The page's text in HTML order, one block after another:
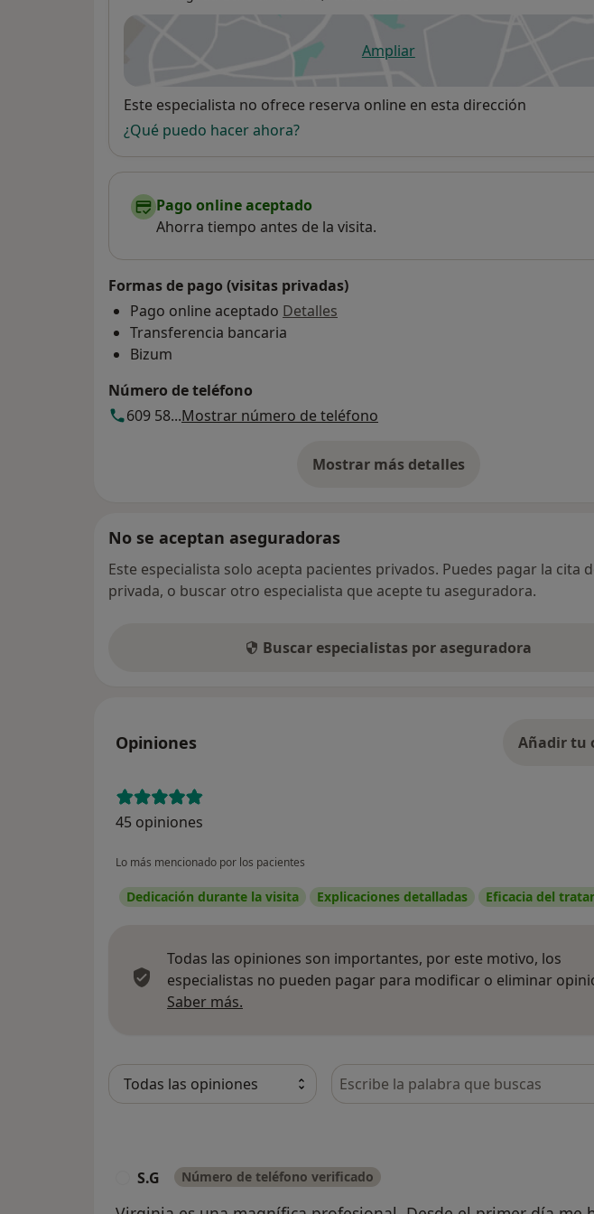
Ampliarse abre en una nueva pestaña
Disponibilidad
Este especialista no ofrece reserva online en esta dirección
¿Qué puedo hacer ahora?
Pago online aceptado
Ahorra tiempo antes de la visita.
Formas de pago (visitas privadas)
Pago online aceptado Detalles
Transferencia bancaria
Bizum
Número de teléfono
609 58...Mostrar número de teléfono
Mostrar más detalles
sobre la dirección
No se aceptan aseguradoras
Este especialista solo acepta pacientes privados. Puedes pagar la cita
privada, o buscar otro especialista que acepte tu aseguradora.
Buscar especialistas por aseguradora
Opiniones Añadir tu
45 opiniones
Lo más mencionado por los pacientes
Dedicación durante la visita Explicaciones detalladas Eficacia del
Todas las opiniones son importantes, por este motivo, los
especialistas no pueden pagar para modificar o eliminar
Saber más.
Busca en opiniones
S.G Número de teléfono verificado